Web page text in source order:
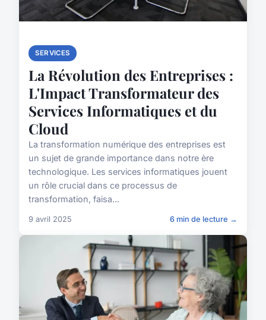
SERVICES
La Révolution des Entreprises :
L'Impact Transformateur des
Services Informatiques et du
Cloud
La transformation numérique des entreprises est
un sujet de grande importance dans notre ère
technologique. Les services informatiques jouent
un rôle crucial dans ce processus de
transformation, faisa...
9 avril 2025 6 min de lecture →